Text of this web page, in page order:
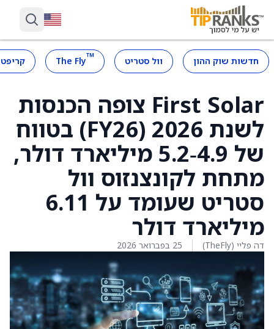
חדשות שוק ההון וול סטריט ™
The Fly
First Solar צופה הכנסות
לשנת 2026 (FY26) בטווח
של 4.9‑5.2 מיליארד דולר,
מתחת לקונצנזוס וול
סטריט שעומד על 6.11
מיליארד דולר
דה פליי (TheFly) 25 בפברואר 2026